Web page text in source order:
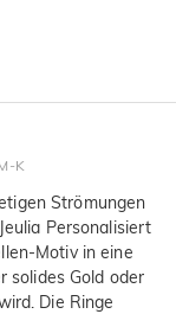
K
Strömungen
Personalisiert
Motiv in eine
solides Gold oder
Die Ringe